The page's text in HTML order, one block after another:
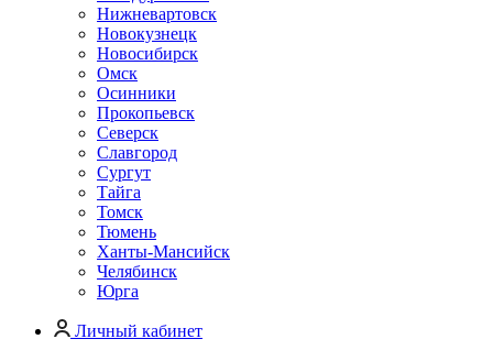
Нижневартовск
Новокузнецк
Новосибирск
Омск
Осинники
Прокопьевск
Северск
Славгород
Сургут
Тайга
Томск
Тюмень
Ханты-Мансийск
Челябинск
Юрга
Личный кабинет